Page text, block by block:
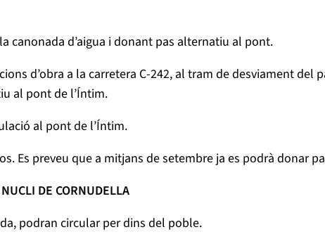
canonada d’aigua i donant pas alternatiu al pont.
d’obra a la carretera C-242, al tram de desviament
al pont de l’Íntim.
al pont de l’Íntim.
Es preveu que a mitjans de setembre ja es podrà donar
DE CORNUDELLA
podran circular per dins del poble.